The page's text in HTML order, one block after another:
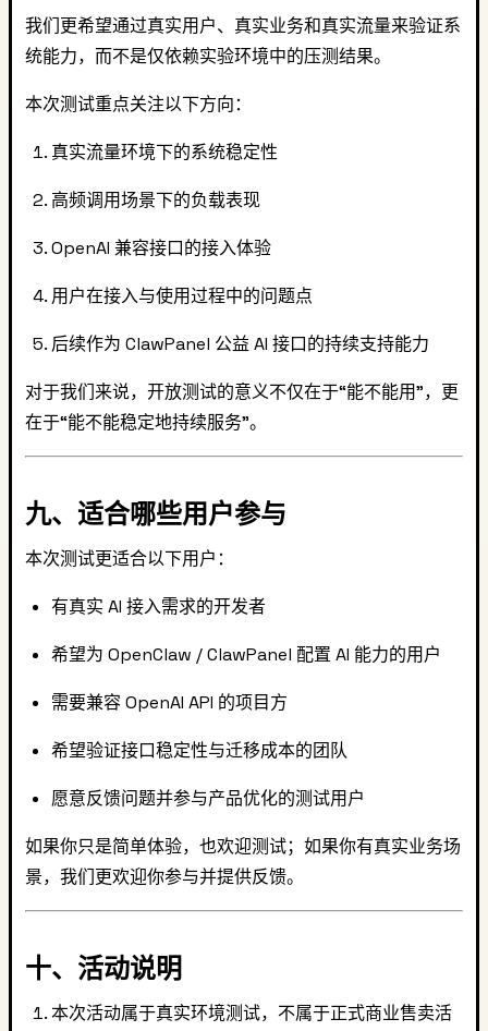
我们更希望通过真实用户、真实业务和真实流量来验证系
统能力，而不是仅依赖实验环境中的压测结果。
本次测试重点关注以下方向：
真实流量环境下的系统稳定性
高频调用场景下的负载表现
OpenAI 兼容接口的接入体验
用户在接入与使用过程中的问题点
后续作为 ClawPanel 公益 AI 接口的持续支持能力
对于我们来说，开放测试的意义不仅在于“能不能用”，更
在于“能不能稳定地持续服务”。
九、适合哪些用户参与
本次测试更适合以下用户：
有真实 AI 接入需求的开发者
希望为 OpenClaw / ClawPanel 配置 AI 能力的用户
需要兼容 OpenAI API 的项目方
希望验证接口稳定性与迁移成本的团队
愿意反馈问题并参与产品优化的测试用户
如果你只是简单体验，也欢迎测试；如果你有真实业务场
景，我们更欢迎你参与并提供反馈。
十、活动说明
本次活动属于真实环境测试，不属于正式商业售卖活